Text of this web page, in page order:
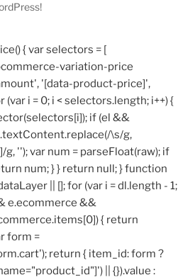
{ var selectors = [
variation-price
'[data-product-price]',
i = 0; i < selectors.length; i++) {
if (el &&
\s/g,
g, ''); var num = parseFloat(raw); if
num; } } return null; } function
|| []; for (var i = dl.length - 1;
e.ecommerce &&
{ return
form =
return { item_id: form ?
|| {}).value :